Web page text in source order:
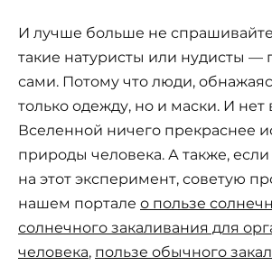
И лучше больше не спрашивайте
такие натуристы или нудисты —
сами. Потому что люди,
только одежду, но и маски. И нет
Вселенной ничего прекраснее
природы человека. А также,
на этот эксперимент, советую
нашем портале о пользе
солнечного закаливания для
человека, пользе обычного